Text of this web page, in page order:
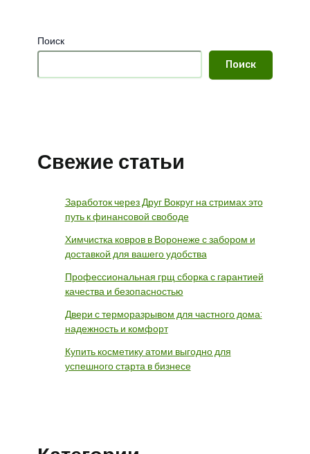
Поиск
Поиск
Свежие статьи
Заработок через Друг Вокруг на стримах это
путь к финансовой свободе
Химчистка ковров в Воронеже с забором и
доставкой для вашего удобства
Профессиональная грщ сборка с гарантией
качества и безопасностью
Двери с терморазрывом для частного дома:
надежность и комфорт
Купить косметику атоми выгодно для
успешного старта в бизнесе